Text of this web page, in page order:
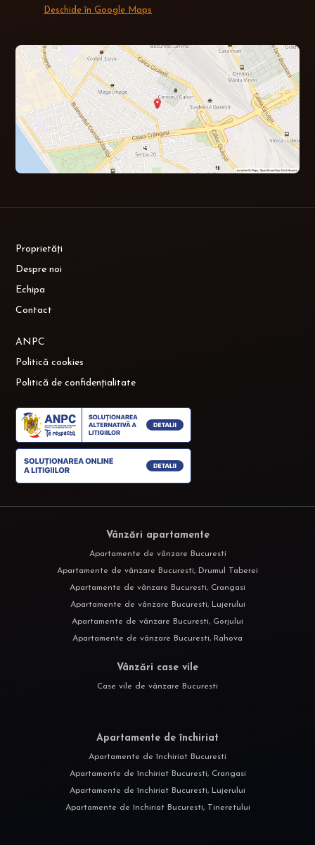
Deschide în Google Maps
Proprietăți
Despre noi
Echipa
Contact
ANPC
Politică cookies
Politică de confidențialitate
Vânzări apartamente
Apartamente de vânzare Bucuresti
Apartamente de vânzare Bucuresti, Drumul Taberei
Apartamente de vânzare Bucuresti, Crangasi
Apartamente de vânzare Bucuresti, Lujerului
Apartamente de vânzare Bucuresti, Gorjului
Apartamente de vânzare Bucuresti, Rahova
Vânzări case vile
Case vile de vânzare Bucuresti
Apartamente de închiriat
Apartamente de închiriat Bucuresti
Apartamente de închiriat Bucuresti, Crangasi
Apartamente de închiriat Bucuresti, Lujerului
Apartamente de închiriat Bucuresti, Tineretului